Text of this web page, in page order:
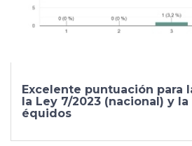
Excelente puntuación para
la Ley 7/2023 (nacional) y
équidos